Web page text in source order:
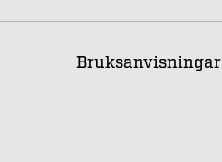
Bruksanvisningar